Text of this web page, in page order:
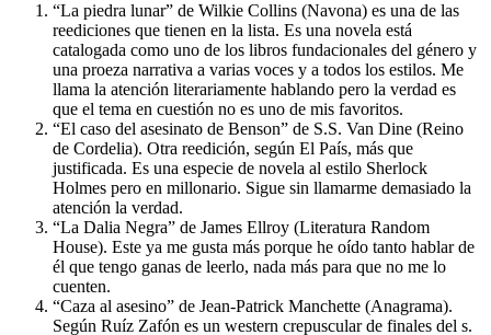
“La piedra lunar” de Wilkie Collins (Navona) es una de las
reediciones que tienen en la lista. Es una novela está
catalogada como uno de los libros fundacionales del género y
una proeza narrativa a varias voces y a todos los estilos. Me
llama la atención literariamente hablando pero la verdad es
que el tema en cuestión no es uno de mis favoritos.
“El caso del asesinato de Benson” de S.S. Van Dine (Reino
de Cordelia). Otra reedición, según El País, más que
justificada. Es una especie de novela al estilo Sherlock
Holmes pero en millonario. Sigue sin llamarme demasiado la
atención la verdad.
“La Dalia Negra” de James Ellroy (Literatura Random
House). Este ya me gusta más porque he oído tanto hablar de
él que tengo ganas de leerlo, nada más para que no me lo
cuenten.
“Caza al asesino” de Jean-Patrick Manchette (Anagrama).
Según Ruíz Zafón es un western crepuscular de finales del s.